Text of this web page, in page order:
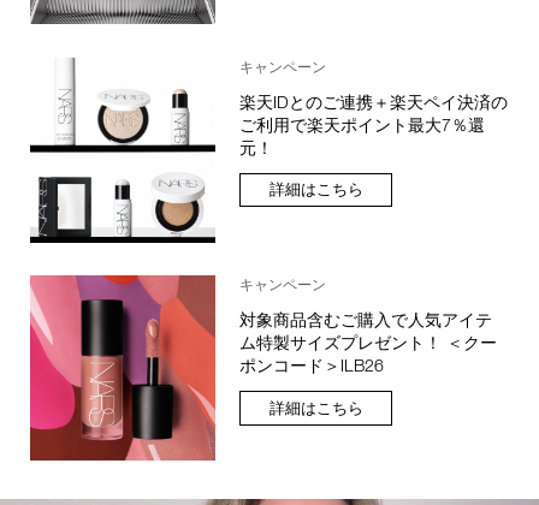
キャンペーン
楽天IDとのご連携＋楽天ペイ決済の
ご利用で楽天ポイント最大7％還
元！
詳細はこちら
キャンペーン
対象商品含むご購入で人気アイテ
ム特製サイズプレゼント！ ＜クー
ポンコード＞ILB26
詳細はこちら